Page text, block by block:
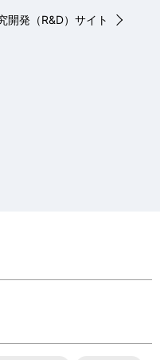
開発（R&D）サイト